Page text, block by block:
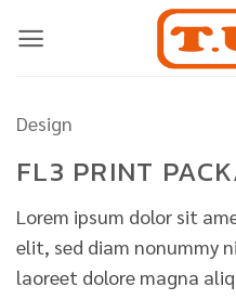
Design
FL3 PRINT
Lorem ipsum dolor sit
elit, sed diam nonummy
laoreet dolore magna